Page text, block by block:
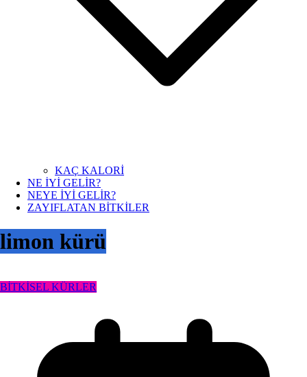
KAÇ KALORİ
NE İYİ GELİR?
NEYE İYİ GELİR?
ZAYIFLATAN BİTKİLER
limon kürü
BİTKİSEL KÜRLER